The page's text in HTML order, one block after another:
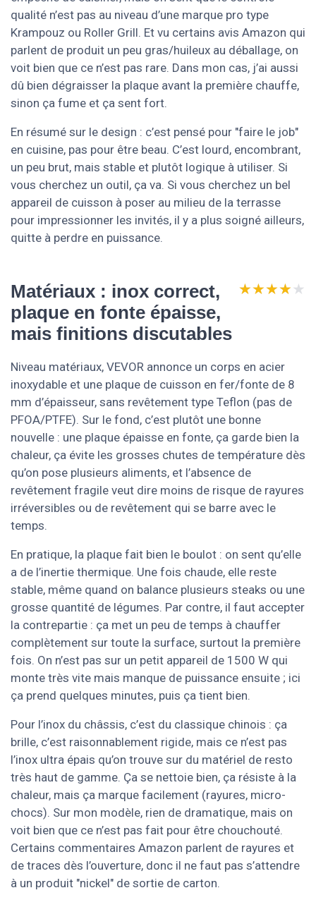
qualité n’est pas au niveau d’une marque pro type
Krampouz ou Roller Grill. Et vu certains avis Amazon qui
parlent de produit un peu gras/huileux au déballage, on
voit bien que ce n’est pas rare. Dans mon cas, j’ai aussi
dû bien dégraisser la plaque avant la première chauffe,
sinon ça fume et ça sent fort.
En résumé sur le design : c’est pensé pour "faire le job"
en cuisine, pas pour être beau. C’est lourd, encombrant,
un peu brut, mais stable et plutôt logique à utiliser. Si
vous cherchez un outil, ça va. Si vous cherchez un bel
appareil de cuisson à poser au milieu de la terrasse
pour impressionner les invités, il y a plus soigné ailleurs,
quitte à perdre en puissance.
Matériaux : inox correct,
plaque en fonte épaisse,
mais finitions discutables
★★★★★
★★★★★
Niveau matériaux, VEVOR annonce un corps en acier
inoxydable et une plaque de cuisson en fer/fonte de 8
mm d’épaisseur, sans revêtement type Teflon (pas de
PFOA/PTFE). Sur le fond, c’est plutôt une bonne
nouvelle : une plaque épaisse en fonte, ça garde bien la
chaleur, ça évite les grosses chutes de température dès
qu’on pose plusieurs aliments, et l’absence de
revêtement fragile veut dire moins de risque de rayures
irréversibles ou de revêtement qui se barre avec le
temps.
En pratique, la plaque fait bien le boulot : on sent qu’elle
a de l’inertie thermique. Une fois chaude, elle reste
stable, même quand on balance plusieurs steaks ou une
grosse quantité de légumes. Par contre, il faut accepter
la contrepartie : ça met un peu de temps à chauffer
complètement sur toute la surface, surtout la première
fois. On n’est pas sur un petit appareil de 1500 W qui
monte très vite mais manque de puissance ensuite ; ici
ça prend quelques minutes, puis ça tient bien.
Pour l’inox du châssis, c’est du classique chinois : ça
brille, c’est raisonnablement rigide, mais ce n’est pas
l’inox ultra épais qu’on trouve sur du matériel de resto
très haut de gamme. Ça se nettoie bien, ça résiste à la
chaleur, mais ça marque facilement (rayures, micro-
chocs). Sur mon modèle, rien de dramatique, mais on
voit bien que ce n’est pas fait pour être chouchouté.
Certains commentaires Amazon parlent de rayures et
de traces dès l’ouverture, donc il ne faut pas s’attendre
à un produit "nickel" de sortie de carton.